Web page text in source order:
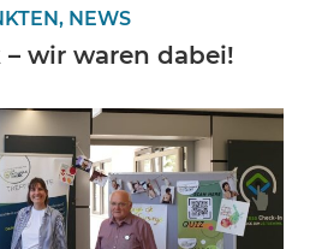
NEWS
wir waren dabei!